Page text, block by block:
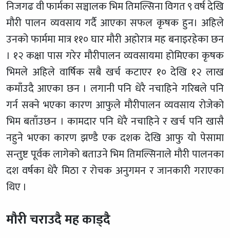
निजगढ वी फार्मका सञ्चालक भिम तिमल्सिना विगत ९ वर्ष देखि
मौरी पालन व्यवसाय गर्दै आएका सफल कृषक हुन। अहिले
उनको फार्ममा मात्र ११० घार मौरी अहोरात्र मह बनाइरहेका छन
। १२ कक्षा पास गरेर मौरीपालन व्यवसायमा होमिएका कृषक
भिमले अहिले वार्षिक सबै खर्च कटाएर १० देखि १२ लाख
कमाँउदै आएका छन । लगानी पनि धेरै नचाहिने गरिबले पनि
गर्न सक्ने भएका कारण आफुले मौरीपालन व्यवसाय रोजेको
भिम बताँउछन । कामदार पनि धेरै नचाहिने र खर्च पनि खासै
नहुने भएका कारण झण्डै एक दशक देखि आफु यो पेसामा
सन्तुष्ट पूर्वक लागेको बताउने भिम तिमल्सिनाले मौरी पालनका
दश वर्षका धेरै मिठा र रोचक अनुगमन र जानकारी गराएका
थिए ।
मौरी चराउदै मह काड्दै